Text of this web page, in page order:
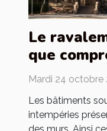
Le
que
Mardi 24 octobre
Les bâtiments
intempéries